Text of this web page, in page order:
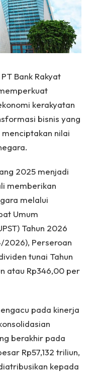
Bank Rakyat
kerakyatan
bisnis yang
nilai
2025 menjadi
memberikan
melalui
Umum
Tahun 2026
Perseroan
tunai Tahun
atau Rp346,00 per
pada kinerja
berakhir pada
Rp57,132 triliun,
kepada